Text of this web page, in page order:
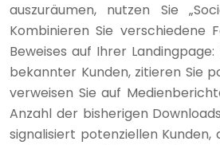
auszuräumen, nutzen Sie
Kombinieren Sie verschiedene
Beweises auf Ihrer Landingpage:
bekannter Kunden, zitieren Sie
verweisen Sie auf
Anzahl der bisherigen
signalisiert potenziellen Kunden,